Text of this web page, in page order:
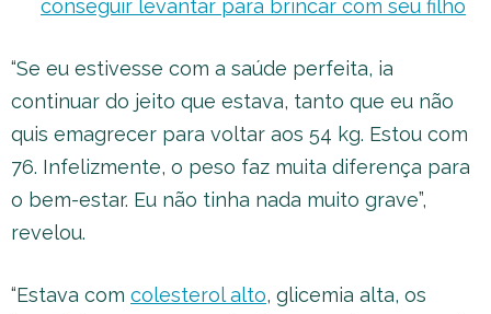
conseguir levantar para brincar com seu filho
“Se eu estivesse com a saúde perfeita, ia
continuar do jeito que estava, tanto que eu não
quis emagrecer para voltar aos 54 kg. Estou com
76. Infelizmente, o peso faz muita diferença para
o bem-estar. Eu não tinha nada muito grave”,
revelou.
“Estava com colesterol alto, glicemia alta, os